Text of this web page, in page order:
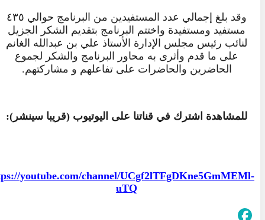
وقد بلغ إجمالي عدد المستفيدين من البرنامج حوالي ٤٣٥
مستفيد ومستفيدة واختتم البرنامج بتقديم الشكر الجزيل
لنائب رئيس مجلس الإدارة الأستاذ علي بن عبدالله الغانم
على ما قدم وأثرى به محاور البرنامج والشكر لجموع
الحاضرين والحاضرات على تفاعلهم و مشاركتهم.
للمشاهدة اشترك في قناتنا على اليوتيوب (قريبا سينشر):
youtube.com/channel/UCgf2lTFgDKne5GmMEMl-
uTQ